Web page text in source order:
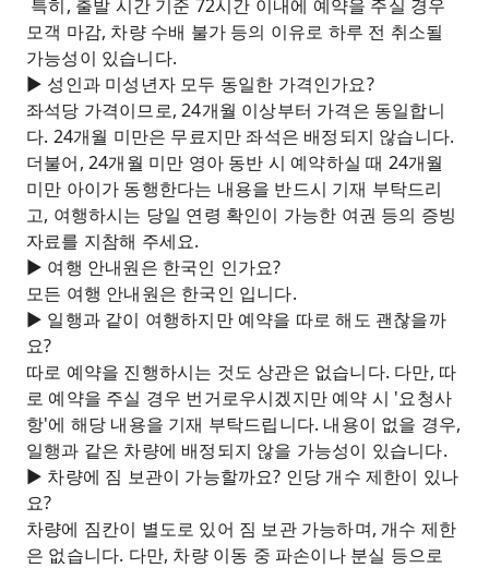
특히, 출발 시간 기준 72시간 이내에 예약을 주실 경우
모객 마감, 차량 수배 불가 등의 이유로 하루 전 취소될
가능성이 있습니다.
► 성인과 미성년자 모두 동일한 가격인가요?
좌석당 가격이므로, 24개월 이상부터 가격은 동일합니
다. 24개월 미만은 무료지만 좌석은 배정되지 않습니다.
더불어, 24개월 미만 영아 동반 시 예약하실 때 24개월
미만 아이가 동행한다는 내용을 반드시 기재 부탁드리
고, 여행하시는 당일 연령 확인이 가능한 여권 등의 증빙
자료를 지참해 주세요.
► 여행 안내원은 한국인 인가요?
모든 여행 안내원은 한국인 입니다.
► 일행과 같이 여행하지만 예약을 따로 해도 괜찮을까
요?
따로 예약을 진행하시는 것도 상관은 없습니다. 다만, 따
로 예약을 주실 경우 번거로우시겠지만 예약 시 '요청사
항'에 해당 내용을 기재 부탁드립니다. 내용이 없을 경우,
일행과 같은 차량에 배정되지 않을 가능성이 있습니다.
► 차량에 짐 보관이 가능할까요? 인당 개수 제한이 있나
요?
차량에 짐칸이 별도로 있어 짐 보관 가능하며, 개수 제한
은 없습니다. 다만, 차량 이동 중 파손이나 분실 등으로